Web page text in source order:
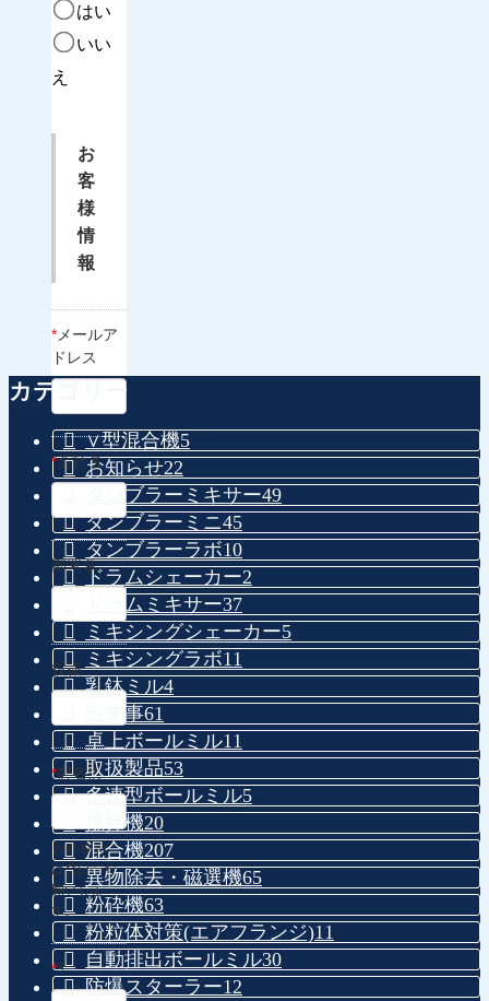
はい
いい
え
お
客
様
情
報
*メールア
ドレス
*会社名
部署名
役職
*御名前
※姓名間に
は空白をお
願いしま
す。
*〒
カテゴリー
∨型混合機5
お知らせ22
タンブラーミキサー49
タンブラーミニ45
タンブラーラボ10
ドラムシェーカー2
ドラムミキサー37
ミキシングシェーカー5
ミキシングラボ11
乳鉢ミル4
出来事61
卓上ボールミル11
取扱製品53
多連型ボールミル5
攪拌機20
混合機207
異物除去・磁選機65
粉砕機63
粉粒体対策(エアフランジ)11
自動排出ボールミル30
防爆スターラー12